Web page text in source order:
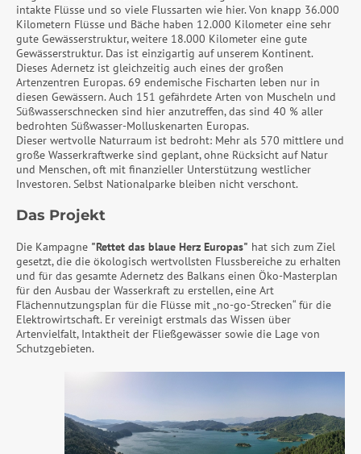
intakte Flüsse und so viele Flussarten wie hier. Von knapp 36.000
Kilometern Flüsse und Bäche haben 12.000 Kilometer eine sehr
gute Gewässerstruktur, weitere 18.000 Kilometer eine gute
Gewässerstruktur. Das ist einzigartig auf unserem Kontinent.
Dieses Adernetz ist gleichzeitig auch eines der großen
Artenzentren Europas. 69 endemische Fischarten leben nur in
diesen Gewässern. Auch 151 gefährdete Arten von Muscheln und
Süßwasserschnecken sind hier anzutreffen, das sind 40 % aller
bedrohten Süßwasser-Molluskenarten Europas.
Dieser wertvolle Naturraum ist bedroht: Mehr als 570 mittlere und
große Wasserkraftwerke sind geplant, ohne Rücksicht auf Natur
und Menschen, oft mit finanzieller Unterstützung westlicher
Investoren. Selbst Nationalparke bleiben nicht verschont.
Das Projekt
Die Kampagne "Rettet das blaue Herz Europas" hat sich zum Ziel
gesetzt, die die ökologisch wertvollsten Flussbereiche zu erhalten
und für das gesamte Adernetz des Balkans einen Öko-Masterplan
für den Ausbau der Wasserkraft zu erstellen, eine Art
Flächennutzungsplan für die Flüsse mit „no-go-Strecken“ für die
Elektrowirtschaft. Er vereinigt erstmals das Wissen über
Artenvielfalt, Intaktheit der Fließgewässer sowie die Lage von
Schutzgebieten.